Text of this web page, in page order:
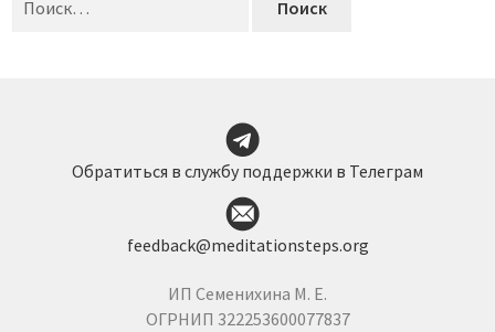
КорзинаОбратиться в службу поддержки в Телеграм
feedback@meditationsteps.org
ИП Семенихина М. Е.
ОГРНИП 322253600077837